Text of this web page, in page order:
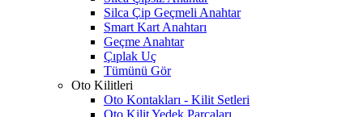
Silca Çip Geçmeli Anahtar
Smart Kart Anahtarı
Geçme Anahtar
Çıplak Uç
Tümünü Gör
Oto Kilitleri
Oto Kontakları - Kilit Setleri
Oto Kilit Yedek Parçaları